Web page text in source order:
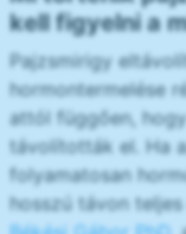
kell figyelni a
Pajzsmirigy
hormontermelése
attól függően,
távolították el. Ha
folyamatosan
hosszú távon